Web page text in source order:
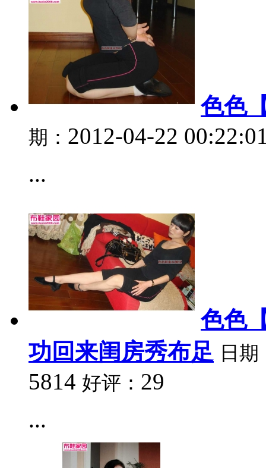
色色
期： 2012-04-22
...
色色
功回来闺房秀布足 日期
5814 好评： 29
...